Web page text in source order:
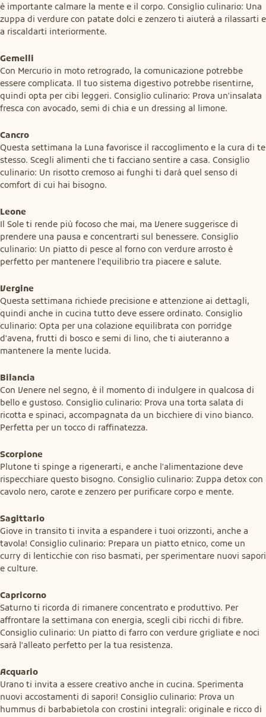
è importante calmare la mente e il corpo. Consiglio culinario: Una
zuppa di verdure con patate dolci e zenzero ti aiuterà a rilassarti e
a riscaldarti interiormente.
Gemelli
Con Mercurio in moto retrogrado, la comunicazione potrebbe
essere complicata. Il tuo sistema digestivo potrebbe risentirne,
quindi opta per cibi leggeri. Consiglio culinario: Prova un'insalata
fresca con avocado, semi di chia e un dressing al limone.
Cancro
Questa settimana la Luna favorisce il raccoglimento e la cura di te
stesso. Scegli alimenti che ti facciano sentire a casa. Consiglio
culinario: Un risotto cremoso ai funghi ti darà quel senso di
comfort di cui hai bisogno.
Leone
Il Sole ti rende più focoso che mai, ma Venere suggerisce di
prendere una pausa e concentrarti sul benessere. Consiglio
culinario: Un piatto di pesce al forno con verdure arrosto è
perfetto per mantenere l'equilibrio tra piacere e salute.
Vergine
Questa settimana richiede precisione e attenzione ai dettagli,
quindi anche in cucina tutto deve essere ordinato. Consiglio
culinario: Opta per una colazione equilibrata con porridge
d'avena, frutti di bosco e semi di lino, che ti aiuteranno a
mantenere la mente lucida.
Bilancia
Con Venere nel segno, è il momento di indulgere in qualcosa di
bello e gustoso. Consiglio culinario: Prova una torta salata di
ricotta e spinaci, accompagnata da un bicchiere di vino bianco.
Perfetta per un tocco di raffinatezza.
Scorpione
Plutone ti spinge a rigenerarti, e anche l'alimentazione deve
rispecchiare questo bisogno. Consiglio culinario: Zuppa detox con
cavolo nero, carote e zenzero per purificare corpo e mente.
Sagittario
Giove in transito ti invita a espandere i tuoi orizzonti, anche a
tavola! Consiglio culinario: Prepara un piatto etnico, come un
curry di lenticchie con riso basmati, per sperimentare nuovi sapori
e culture.
Capricorno
Saturno ti ricorda di rimanere concentrato e produttivo. Per
affrontare la settimana con energia, scegli cibi ricchi di fibre.
Consiglio culinario: Un piatto di farro con verdure grigliate e noci
sarà l'alleato perfetto per la tua resistenza.
Acquario
Urano ti invita a essere creativo anche in cucina. Sperimenta
nuovi accostamenti di sapori! Consiglio culinario: Prova un
hummus di barbabietola con crostini integrali: originale e ricco di